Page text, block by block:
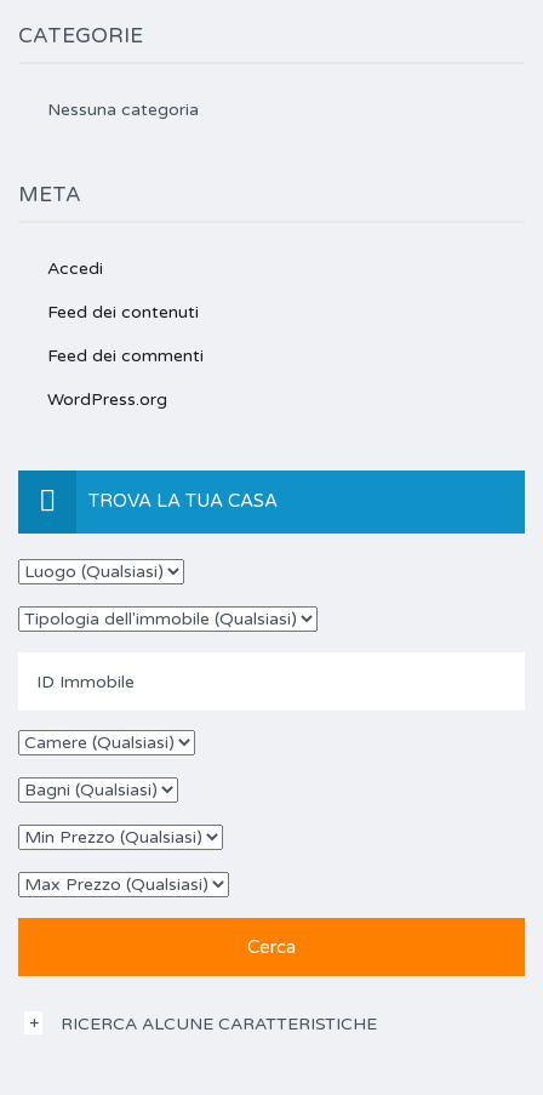
CATEGORIE
Nessuna categoria
META
Accedi
Feed dei contenuti
Feed dei commenti
WordPress.org
TROVA LA TUA CASA
RICERCA ALCUNE CARATTERISTICHE